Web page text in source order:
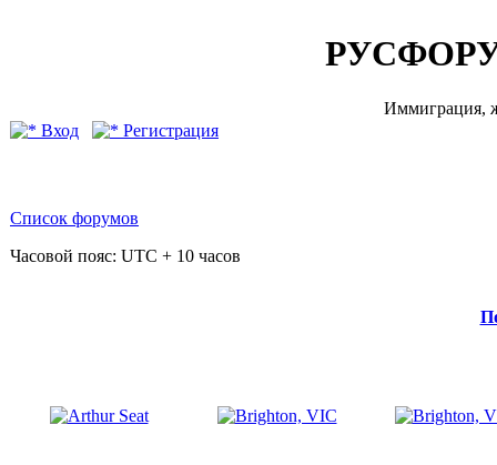
Иммиграция,
Вход
Регистрация
Список форумов
Часовой пояс: UTC + 10 часов